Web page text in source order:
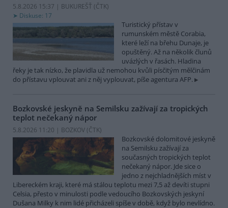
5.8.2026 15:37 | BUKUREŠŤ (ČTK)
Diskuse: 17
Turistický přístav v
rumunském městě Corabia,
které leží na břehu Dunaje, je
opuštěný. Až na několik člunů
uvázlých v řasách. Hladina
řeky je tak nízko, že plavidla už nemohou kvůli písčitým mělčinám
do přístavu vplouvat ani z něj vyplouvat, píše agentura AFP.
Bozkovské jeskyně na Semilsku zažívají za tropických
teplot nečekaný nápor
5.8.2026 11:20 | BOZKOV (ČTK)
Bozkovské dolomitové jeskyně
na Semilsku zažívají za
současných tropických teplot
nečekaný nápor. Jde sice o
jedno z nejchladnějších míst v
Libereckém kraji, které má stálou teplotu mezi 7,5 až devíti stupni
Celsia, přesto v minulosti podle vedoucího Bozkovských jeskyní
Dušana Milky k nim lidé přicházeli spíše v době, když bylo nevlídno.